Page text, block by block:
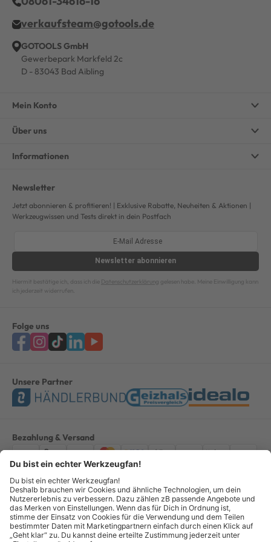
verkaufsteam@gotools.de
GOTOOLS GmbH
Gewerbepark Markfeld 2c
D - 83043 Bad Aibling
Mein Konto
Über uns
Informationen
Newsletter
Jetzt abonnieren & profitieren! | Exklusive Rabatte, Neuheiten & Aktionen |
Werkzeugwissen und Tests direkt in dein Postfach
Newsletter abonnieren
Hiermit bestätige ich, dass ich die Datenschutzerklärung gelesen habe. Meine Einwilligung kann
ich jederzeit widerrufen.
Folge uns
Unsere Partner
Bezahlung & Versand
ImpressumAGBDatenschutzWiderruf Vertrag widerrufen
Alle Preise verstehen sich inkl. ges. MwSt. *Kostenloser Versand innerhalb
Deutschlands, bei Bestellungen ab 100,00 Euro.
© Copyright 2026 GOTOOLS GmbH - Alle Rechte vorbehalten. powered by